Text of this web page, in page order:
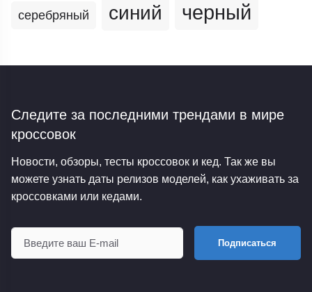
серебряный синий черный
Следите за последними трендами в мире
кроссовок
Новости, обзоры, тесты кроссовок и кед. Так же вы
можете узнать даты релизов моделей, как ухаживать за
кроссовками или кедами.
Подписаться